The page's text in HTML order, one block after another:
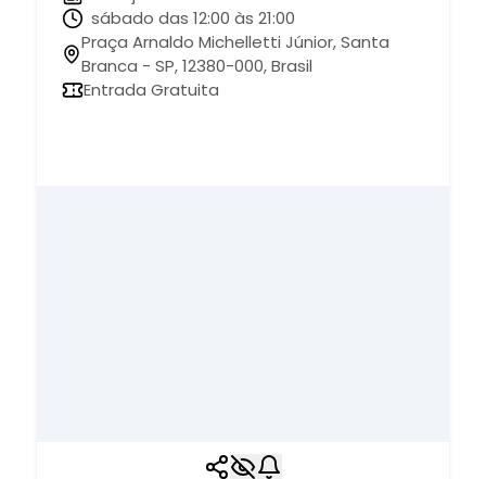
sábado das 12:00 às 21:00
Praça Arnaldo Michelletti Júnior, Santa
Branca - SP, 12380-000, Brasil
Entrada Gratuita